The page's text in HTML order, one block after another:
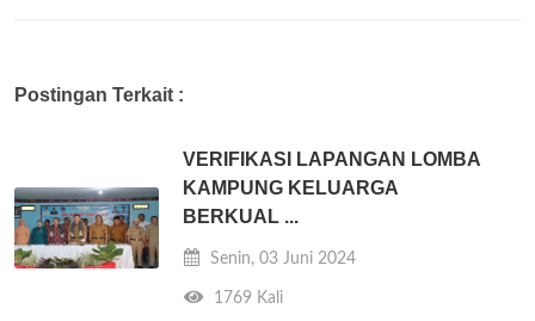
Postingan Terkait :
VERIFIKASI LAPANGAN LOMBA
KAMPUNG KELUARGA
BERKUAL ...
Senin, 03 Juni 2024
1769 Kali